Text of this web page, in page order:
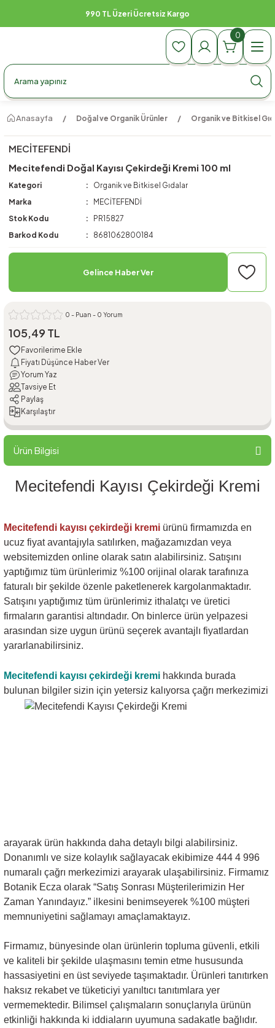
990 TL Üzeri Ücretsiz Kargo
0
Anasayfa Doğal ve Organik Ürünler Organik ve Bitkisel
MECİTEFENDİ
Mecitefendi Doğal Kayısı Çekirdeği Kremi 100 ml
Kategori
Organik ve Bitkisel Gıdalar
Marka
MECİTEFENDİ
Stok Kodu
PR15827
Barkod Kodu
8681062800184
Gelince Haber Ver
0 - Puan - 0 Yorum
105,49 TL
Fiyatı Düşünce Haber Ver
Yorum Yaz
Tavsiye Et
Paylaş
Karşılaştır
Ürün Bilgisi
Mecitefendi Kayısı Çekirdeği Kremi
Mecitefendi kayısı çekirdeği kremi ürünü firmamızda en
ucuz fiyat avantajıyla satılırken, mağazamızdan veya
websitemizden online olarak satın alabilirsiniz. Satışını
yaptığımız tüm ürünlerimiz %100 orijinal olarak tarafınıza
faturalı bir şekilde özenle paketlenerek kargolanmaktadır.
Satışını yaptığımız tüm ürünlerimiz ithalatçı ve üretici
firmaların garantisi altındadır. On binlerce ürün yelpazesi
arasından size uygun ürünü seçerek avantajlı fiyatlardan
yararlanabilirsiniz.
Mecitefendi kayısı çekirdeği kremi hakkında burada
bulunan bilgiler sizin için yetersiz kalıyorsa çağrı merkezimizi
arayarak ürün hakkında daha detaylı bilgi alabilirsiniz.
Donanımlı ve size kolaylık sağlayacak ekibimize 444 4 996
numaralı çağrı merkezimizi arayarak ulaşabilirsiniz. Firmamız
Botanik Ecza olarak “Satış Sonrası Müşterilerimizin Her
Zaman Yanındayız.” ilkesini benimseyerek %100 müşteri
memnuniyetini sağlamayı amaçlamaktayız.
Firmamız, bünyesinde olan ürünlerin topluma güvenli, etkili
ve kaliteli bir şekilde ulaşmasını temin etme hususunda
hassasiyetini en üst seviyede taşımaktadır. Ürünleri tanıtırken
haksız rekabet ve tüketiciyi yanıltıcı tanıtımlara yer
vermemektedir. Bilimsel çalışmaların sonuçlarıyla ürünün
etkinliği hakkında ki iddiaların uyumuna sadakatle bağlıdır.